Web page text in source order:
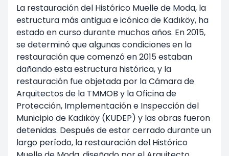
La restauración del Histórico Muelle de Moda, la
estructura más antigua e icónica de Kadıköy, ha
estado en curso durante muchos años. En 2015,
se determinó que algunas condiciones en la
restauración que comenzó en 2015 estaban
dañando esta estructura histórica, y la
restauración fue objetada por la Cámara de
Arquitectos de la TMMOB y la Oficina de
Protección, Implementación e Inspección del
Municipio de Kadıköy (KUDEP) y las obras fueron
detenidas. Después de estar cerrado durante un
largo período, la restauración del Histórico